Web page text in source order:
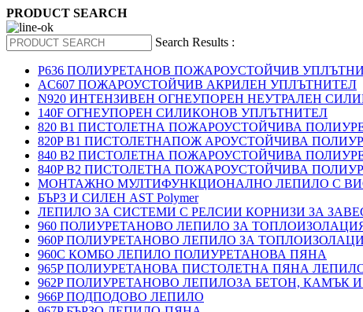
PRODUCT SEARCH
Search Results :
P636 ПОЛИУРЕТАНОВ ПОЖАРОУСТОЙЧИВ
AC607 ПОЖАРОУСТОЙЧИВ АКРИЛЕН УПЛЪТНИТЕЛ
N920 ИНТЕНЗИВЕН ОГНЕУПОРЕН НЕУТРАЛЕН
140F ОГНЕУПОРЕН СИЛИКОНОВ УПЛЪТНИТЕЛ
820 B1 ПИСТОЛЕТНА ПОЖАРОУСТОЙЧИВА
820P B1 ПИСТОЛЕТНАПОЖ АРОУСТОЙЧИВА
840 B2 ПИСТОЛЕТНА ПОЖАРОУСТОЙЧИВА
840P B2 ПИСТОЛЕТНА ПОЖАРОУСТОЙЧИВА
МОНТАЖНО МУЛТИФУНКЦИОНАЛНО ЛЕПИЛО С
БЪРЗ И СИЛЕН AST Polymer
ЛЕПИЛО ЗА СИСТЕМИ С РЕЛСИИ КОРНИЗИ ЗА
960 ПОЛИУРЕТАНОВО ЛЕПИЛО ЗА
960P ПОЛИУРЕТАНОВО ЛЕПИЛО ЗА
960C КОМБО ЛЕПИЛО ПОЛИУРЕТАНОВА ПЯНА
965P ПОЛИУРЕТАНОВА ПИСТОЛЕТНА ПЯНА
962P ПОЛИУРЕТАНОВО ЛЕПИЛОЗА БЕТОН, КАМЪК
966P ПОДПОДОВО ЛЕПИЛО